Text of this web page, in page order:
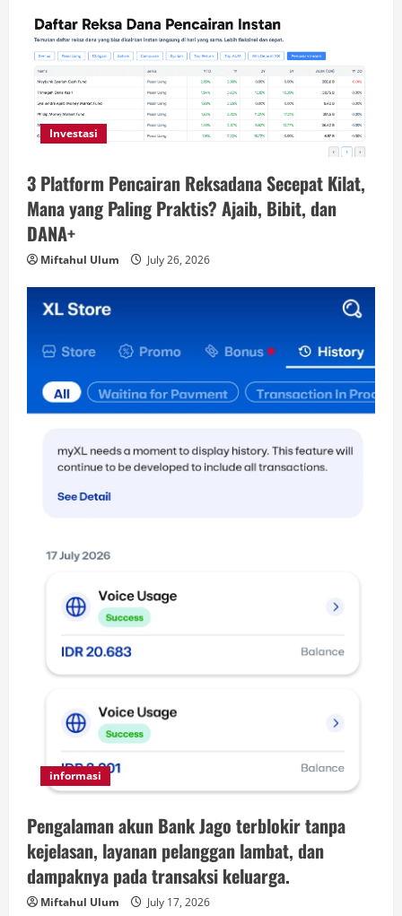
Investasi
3 Platform Pencairan Reksadana Secepat Kilat,
Mana yang Paling Praktis? Ajaib, Bibit, dan
DANA+
Miftahul Ulum July 26, 2026
informasi
Pengalaman akun Bank Jago terblokir tanpa
kejelasan, layanan pelanggan lambat, dan
dampaknya pada transaksi keluarga.
Miftahul Ulum July 17, 2026